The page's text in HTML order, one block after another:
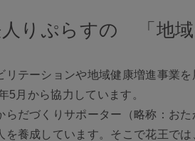
人りぷらすの 「地
リテーションや地域健康増進事業
5月から協力しています。
らだづくりサポーター（略称：お
を養成しています。そこで花王で